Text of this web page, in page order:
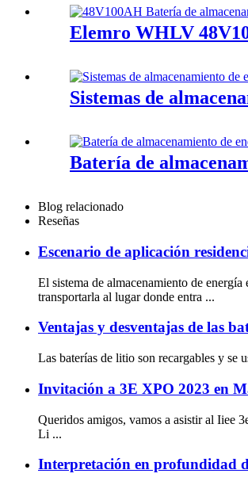
Elemro WHLV
Sistemas de
Batería de
Blog relacionado
Reseñas
Escenario de aplicación
El sistema de almacenamiento de
transportarla al lugar donde entra ...
Ventajas y desventajas de las
Las baterías de litio son recargables y se
Invitación a 3E XPO 2023 en
Queridos amigos, vamos a asistir al Iiee
Li ...
Interpretación en profundidad